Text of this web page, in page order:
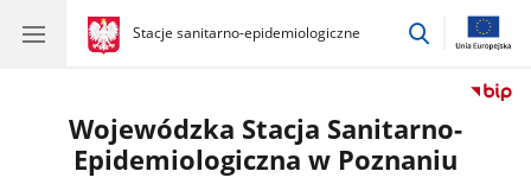
gov.pl
Stacje sanitarno-epidemiologiczne
gov.pl
Stacje
przejdź
Wojewódzka Stacja Sanitarno-
Epidemiologiczna w Poznaniu